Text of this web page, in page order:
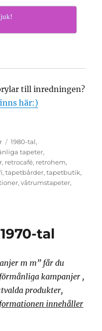
till inredningen?
här:)
Tags
1980-tal,
tapeter,
, retrocafé, retrohem,
,tapetbårder,tapetbutik,
,våtrumstapeter,
tal
m m” får du
kampanjer ,
produkter,
innehåller